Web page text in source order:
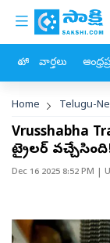
Skip to main content
custom
హోం వార్తలు
Home Telugu-
Vrusshabha
ట్రైలర్‌
Dec 16 2025 8:52 PM |